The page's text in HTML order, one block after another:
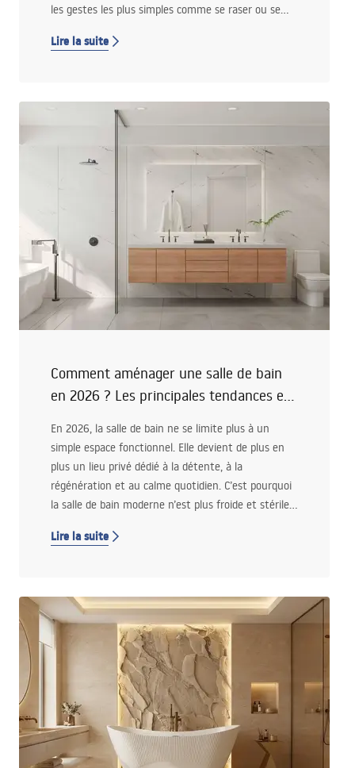
les gestes les plus simples comme se raser ou se
avec fonction antibuée. Comment fonctionne-t-il et
Lire la suite
Comment aménager une salle de bain
en 2026 ? Les principales tendances et
En 2026, la salle de bain ne se limite plus à un
simple espace fonctionnel. Elle devient de plus en
plus un lieu privé dédié à la détente, à la
régénération et au calme quotidien. C’est pourquoi
la salle de bain moderne n’est plus froide et stérile,
moindres détails et conçue pour offrir un véritable
Lire la suite